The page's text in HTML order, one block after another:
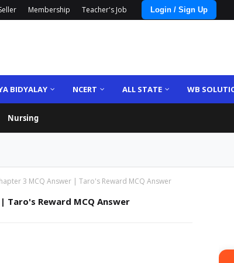
Membership Teacher's Job Login / Sign Up
BIDYALAY NCERT ALL STATE WB
Nursing
3 MCQ Answer | Taro's Reward MCQ Answer
| Taro's Reward MCQ Answer